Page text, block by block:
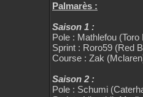
Palmarès :
Saison 1 :
Pole : Mathlefou (Toro
Sprint : Roro59 (Red
Course : Zak
Saison 2 :
Pole : Schumi